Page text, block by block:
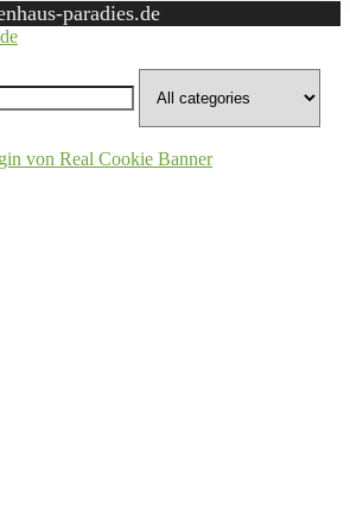
paradies.de
von Real Cookie Banner